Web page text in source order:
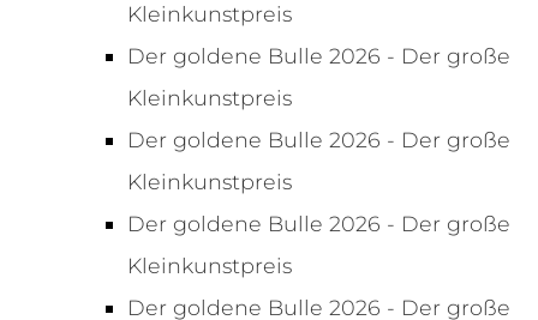
Kleinkunstpreis
Der goldene Bulle 2026 - Der große
Kleinkunstpreis
Der goldene Bulle 2026 - Der große
Kleinkunstpreis
Der goldene Bulle 2026 - Der große
Kleinkunstpreis
Der goldene Bulle 2026 - Der große